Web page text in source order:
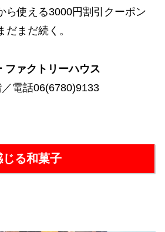
ら使える3000円割引クーポン
だまだ続く。
ファクトリーハウス
電話06(6780)9133
る和菓子